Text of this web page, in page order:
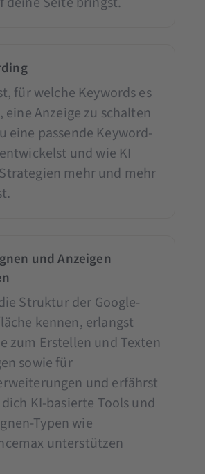
für welche Keywords es
eine Anzeige zu schalten
eine passende Keyword-
und wie KI
mehr und mehr
und Anzeigen
Struktur der Google-
kennen, erlangst
zum Erstellen und Texten
sowie für
und erfährst
KI-basierte Tools und
Typen wie
unterstützen